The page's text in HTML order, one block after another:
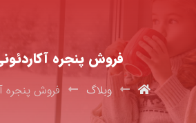
فروش پنجره
وبلاگ فروش پنجره